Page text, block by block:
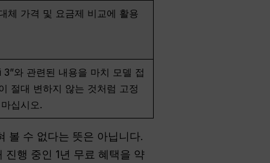
체 가격 및 요금제 비교에 활용
3”와 관련된 내용을 마치 모델 접
절대 변하지 않는 것처럼 고정
십시오.
볼 수 없다는 뜻은 아닙니다.
행 중인 1년 무료 혜택을 약